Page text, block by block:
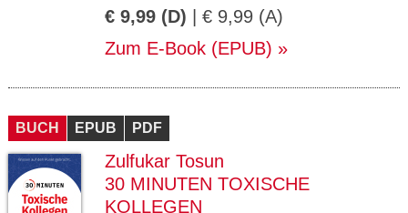
€ 9,99 (D) | € 9,99 (A)
Zum E-Book (EPUB)
BUCH EPUB PDF
Zulfukar Tosun
30 MINUTEN TOXISCHE
KOLLEGEN